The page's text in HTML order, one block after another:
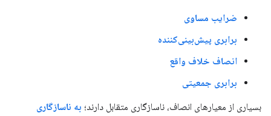
ضرایب مساوی
برابری پیش‌بینی‌کننده
انصاف خلاف واقع
برابری جمعیتی
بسیاری از معیارهای انصاف، ناسازگاری متقابل دارند؛ به ناسازگاری